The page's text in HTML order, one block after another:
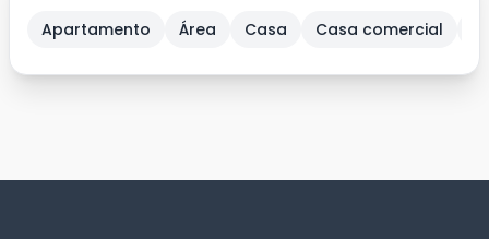
Apartamento
Área Casa Casa comercial